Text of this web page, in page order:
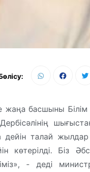
жаңа басшыны
дейін талай
көтерілді. Біз
- деді